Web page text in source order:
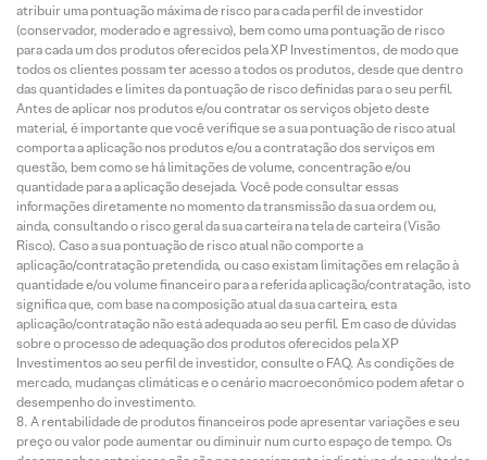
atribuir uma pontuação máxima de risco para cada perfil de investidor
(conservador, moderado e agressivo), bem como uma pontuação de risco
para cada um dos produtos oferecidos pela XP Investimentos, de modo que
todos os clientes possam ter acesso a todos os produtos, desde que dentro
das quantidades e limites da pontuação de risco definidas para o seu perfil.
Antes de aplicar nos produtos e/ou contratar os serviços objeto deste
material, é importante que você verifique se a sua pontuação de risco atual
comporta a aplicação nos produtos e/ou a contratação dos serviços em
questão, bem como se há limitações de volume, concentração e/ou
quantidade para a aplicação desejada. Você pode consultar essas
informações diretamente no momento da transmissão da sua ordem ou,
ainda, consultando o risco geral da sua carteira na tela de carteira (Visão
Risco). Caso a sua pontuação de risco atual não comporte a
aplicação/contratação pretendida, ou caso existam limitações em relação à
quantidade e/ou volume financeiro para a referida aplicação/contratação, isto
significa que, com base na composição atual da sua carteira, esta
aplicação/contratação não está adequada ao seu perfil. Em caso de dúvidas
sobre o processo de adequação dos produtos oferecidos pela XP
Investimentos ao seu perfil de investidor, consulte o FAQ. As condições de
mercado, mudanças climáticas e o cenário macroeconômico podem afetar o
desempenho do investimento.
A rentabilidade de produtos financeiros pode apresentar variações e seu
preço ou valor pode aumentar ou diminuir num curto espaço de tempo. Os